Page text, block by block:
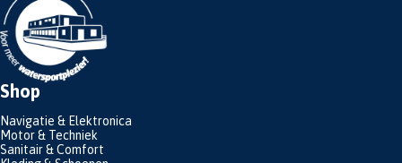
Shop
Navigatie & Elektronica
Motor & Techniek
Sanitair & Comfort